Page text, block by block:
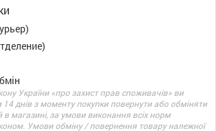
України «про захист прав споживачів» ви
днів з моменту покупки повернути або обміняти
в магазині, за умови виконання всіх норм
Умови обміну / повернення товару належної